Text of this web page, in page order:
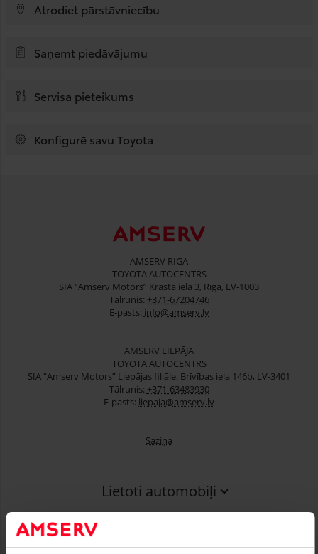
Atrodiet pārstāvniecību
Saņemt piedāvājumu
Servisa pieteikums
Konfigurē savu Toyota
AMSERV RĪGA
TOYOTA AUTOCENTRS
SIA “Amserv Motors” Krasta iela 3, Rīga, LV-1003
Tālrunis: +371-67204746
E-pasts: info@amserv.lv
AMSERV LIEPĀJA
TOYOTA AUTOCENTRS
SIA “Amserv Motors” Liepājas filiāle, Brīvības iela 146b, LV-3401
Tālrunis: +371-63483930
E-pasts: liepaja@amserv.lv
Saziņa
Lietoti automobiļi
Serviss